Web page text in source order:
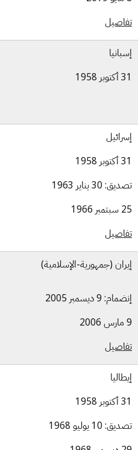
30 يناير 1963
(جمهورية-الإسلامية)
9 ديسمبر 2005
10 يوليو 1968